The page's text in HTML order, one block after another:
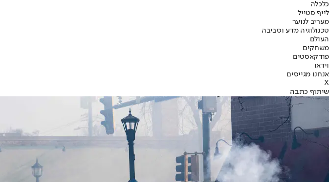
כלכלה
לייף סטייל
מעריב לנוער
טכנולוגיה מדע וסביבה
העולם
משחקים
פודקאסטים
וידאו
אנחנו מגייסים
X
שיתוף כתבה